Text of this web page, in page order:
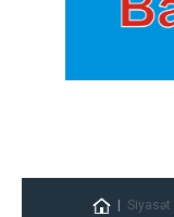
Siyasət